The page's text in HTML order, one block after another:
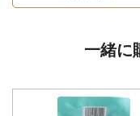
一緒に